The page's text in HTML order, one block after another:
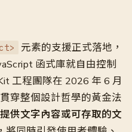
元素的支援正式落地，
函式庫就自由控制
工程團隊在 2026 年 6 月
穿整個設計哲學的黃金法
供文字內容或可存取的文